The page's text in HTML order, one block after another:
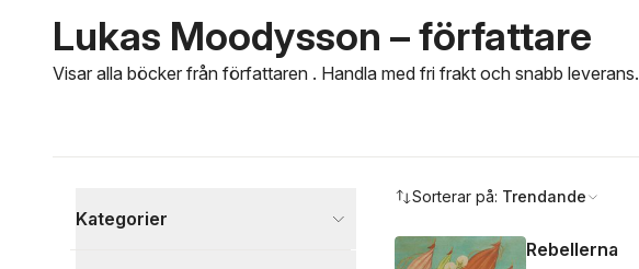
Lukas Moodysson – författare
Visar alla böcker från författaren . Handla med fri frakt och snabb leverans.
Kategorier
Sorterar på: Trendande
Rebellerna